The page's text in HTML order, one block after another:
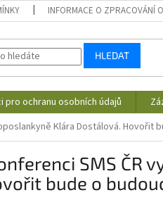
INFORMACE O ZPRACOVÁNÍ
HLEDAT
pro ochranu osobních údajů
Klára Dostálová.
SMS ČR
bude o